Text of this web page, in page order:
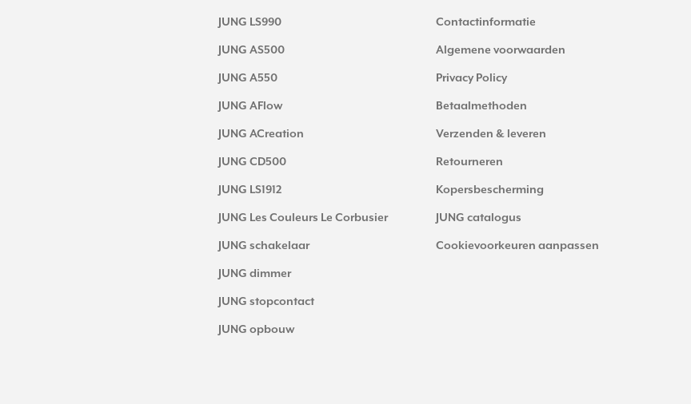
JUNG LS990
JUNG AS500
JUNG A550
JUNG AFlow
JUNG ACreation
JUNG CD500
JUNG LS1912
JUNG Les Couleurs Le Corbusier
JUNG schakelaar
JUNG dimmer
JUNG stopcontact
JUNG opbouw
Contactinformatie
Algemene voorwaarden
Privacy Policy
Betaalmethoden
Verzenden & leveren
Retourneren
Kopersbescherming
JUNG catalogus
Cookievoorkeuren aanpassen